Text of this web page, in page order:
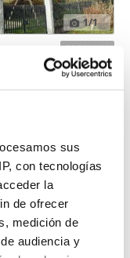
sus
con tecnologías
la
de ofrecer
medición de
audiencia y
1/1
PREMIUM